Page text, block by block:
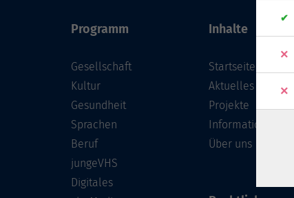
Programm
Gesellschaft
Kultur
Gesundheit
Sprachen
Beruf
jungeVHS
Digitales
Inhalte
Startseite
Aktuelles
Projekte
Informationen
Über uns